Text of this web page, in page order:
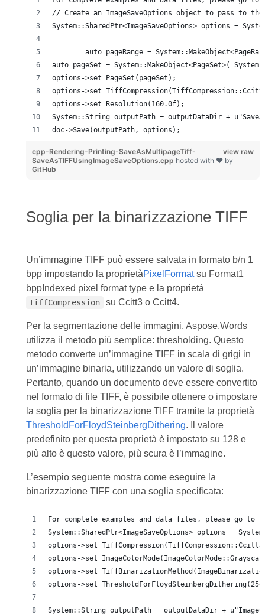
// Create an ImageSaveOptions object to pass to the
System::SharedPtr<ImageSaveOptions> options =
auto pageRange =
auto pageSet = System::MakeObject<PageSet>(
options->set_PageSet(pageSet);
options-
options->set_Resolution(160.0f);
System::String outputPath = outputDataDir +
doc->Save(outputPath, options);
view raw
cpp-Rendering-Printing-SaveAsMultipageTiff-
SaveAsTIFFUsingImageSaveOptions.cpp hosted with ❤ by
GitHub
Soglia per la binarizzazione TIFF
Un’immagine TIFF può essere salvata in formato b/n 1
bpp impostando la proprietàPixelFormatsu Format1
bppIndexed pixel format type e la proprietà
TiffCompression su Ccitt3 o Ccitt4.
Per la segmentazione delle immagini, Aspose.Words
utilizza il metodo più semplice: thresholding. Questo
metodo converte un’immagine TIFF in scala di grigi in
un’immagine binaria, utilizzando un valore di soglia.
Pertanto, quando un documento deve essere convertito
nel formato di file TIFF, è possibile ottenere o impostare
la soglia per la binarizzazione TIFF tramite la proprietà
ThresholdForFloydSteinbergDithering. Il valore
predefinito per questa proprietà è impostato su 128 e
più alto è questo valore, più scura è l’immagine.
L’esempio seguente mostra come eseguire la
binarizzazione TIFF con una soglia specificata:
For complete examples and data files, please go to
System::SharedPtr<ImageSaveOptions> options =
options-
options-
options-
options-
System::String outputPath = outputDataDir +